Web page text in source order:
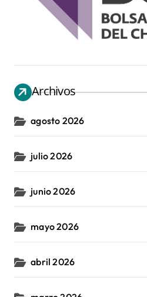
Archivos
agosto 2026
julio 2026
junio 2026
mayo 2026
abril 2026